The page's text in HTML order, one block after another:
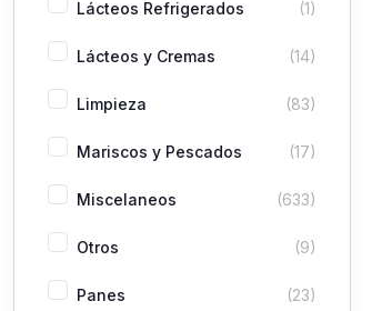
Lácteos Refrigerados (1)
Lácteos y Cremas (14)
Limpieza (83)
Mariscos y Pescados (17)
Miscelaneos (633)
Otros (9)
Panes (23)